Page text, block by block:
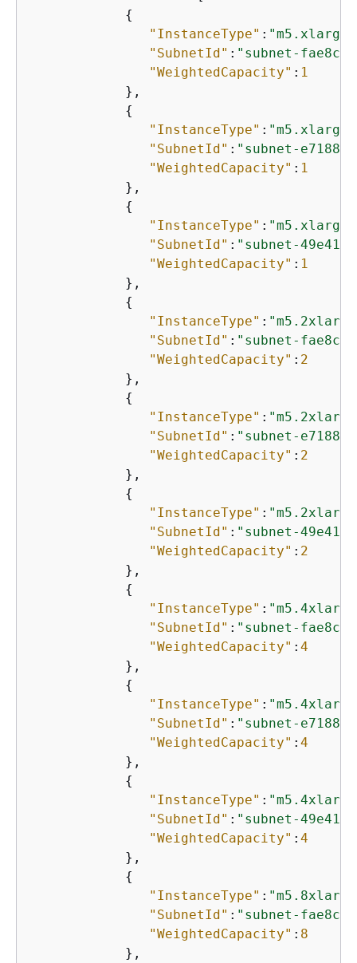
{
"InstanceType" : "m5.xlarge"
"SubnetId" : "subnet-
"WeightedCapacity" : 1
            },
{
"InstanceType" : "m5.xlarge"
"SubnetId" : "subnet-
"WeightedCapacity" : 1
            },
{
"InstanceType" : "m5.xlarge"
"SubnetId" : "subnet-
"WeightedCapacity" : 1
            },
{
"InstanceType" :
"SubnetId" : "subnet-
"WeightedCapacity" : 2
            },
{
"InstanceType" :
"SubnetId" : "subnet-
"WeightedCapacity" : 2
            },
{
"InstanceType" :
"SubnetId" : "subnet-
"WeightedCapacity" : 2
            },
{
"InstanceType" :
"SubnetId" : "subnet-
"WeightedCapacity" : 4
            },
{
"InstanceType" :
"SubnetId" : "subnet-
"WeightedCapacity" : 4
            },
{
"InstanceType" :
"SubnetId" : "subnet-
"WeightedCapacity" : 4
            },
{
"InstanceType" :
"SubnetId" : "subnet-
"WeightedCapacity" : 8
            },